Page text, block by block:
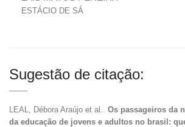
ESTÁCIO DE SÁ
Sugestão de citação:
LEAL, Débora Araújo et al.. Os passageiros da
da educação de jovens e adultos no brasil: